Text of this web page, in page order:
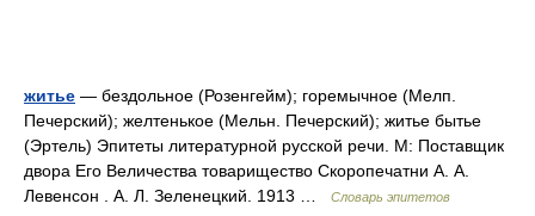
житье — бездольное (Розенгейм); горемычное (Мелп.
Печерский); желтенькое (Мельн. Печерский); житье бытье
(Эртель) Эпитеты литературной русской речи. М: Поставщик
двора Его Величества товарищество Скоропечатни А. А.
Левенсон . А. Л. Зеленецкий. 1913 …
Словарь эпитетов